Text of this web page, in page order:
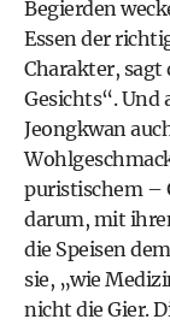
Begierden
Essen der
Charakter, sagt
Gesichts“. Und
Jeongkwan
puristischem –
darum, mit
die Speisen
sie, „wie
nicht die Gier.